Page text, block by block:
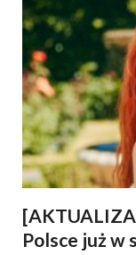
Polsce już w